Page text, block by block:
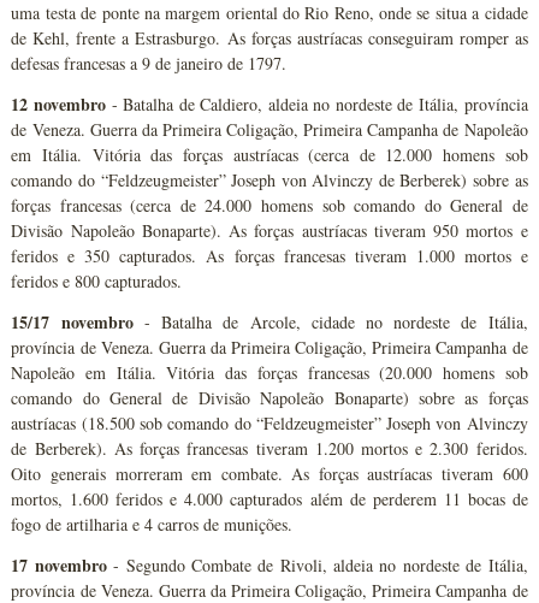
uma testa de ponte na margem oriental do Rio Reno, onde se situa a cidade
de Kehl, frente a Estrasburgo. As forças austríacas conseguiram romper as
defesas francesas a 9 de janeiro de 1797.
12 novembro - Batalha de Caldiero, aldeia no nordeste de Itália, província
de Veneza. Guerra da Primeira Coligação, Primeira Campanha de Napoleão
em Itália. Vitória das forças austríacas (cerca de 12.000 homens sob
comando do “Feldzeugmeister” Joseph von Alvinczy de Berberek) sobre as
forças francesas (cerca de 24.000 homens sob comando do General de
Divisão Napoleão Bonaparte). As forças austríacas tiveram 950 mortos e
feridos e 350 capturados. As forças francesas tiveram 1.000 mortos e
feridos e 800 capturados.
15/17 novembro- Batalha de Arcole, cidade no nordeste de Itália,
província de Veneza. Guerra da Primeira Coligação, Primeira Campanha de
Napoleão em Itália. Vitória das forças francesas (20.000 homens sob
comando do General de Divisão Napoleão Bonaparte) sobre as forças
austríacas (18.500 sob comando do “Feldzeugmeister” Joseph von Alvinczy
de Berberek). As forças francesas tiveram 1.200 mortos e 2.300 feridos.
Oito generais morreram em combate. As forças austríacas tiveram 600
mortos, 1.600 feridos e 4.000 capturados além de perderem 11 bocas de
fogo de artilharia e 4 carros de munições.
17 novembro- Segundo Combate de Rivoli, aldeia no nordeste de Itália,
província de Veneza. Guerra da Primeira Coligação, Primeira Campanha de